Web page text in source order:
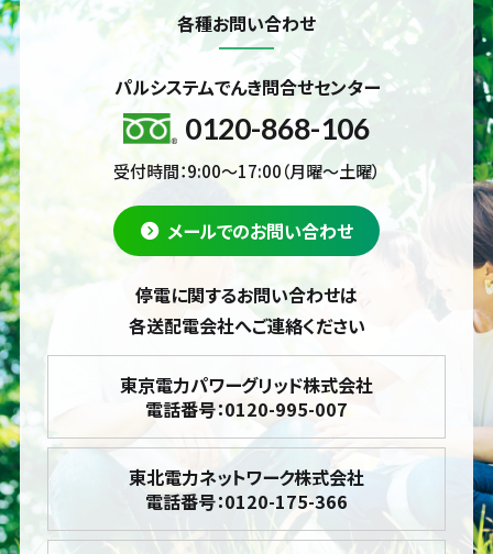
各種お問い合わせ
パルシステムでんき問合せセンター
0120-868-106
受付時間：9:00～17:00（月曜～土曜）
メールでのお問い合わせ
停電に関するお問い合わせは
各送配電会社へご連絡ください
東京電力パワーグリッド株式会社
電話番号：0120-995-007
東北電力ネットワーク株式会社
電話番号：0120-175-366